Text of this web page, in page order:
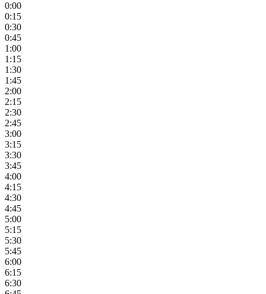
0:00
0:15
0:30
0:45
1:00
1:15
1:30
1:45
2:00
2:15
2:30
2:45
3:00
3:15
3:30
3:45
4:00
4:15
4:30
4:45
5:00
5:15
5:30
5:45
6:00
6:15
6:30